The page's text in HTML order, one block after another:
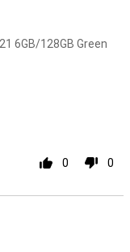
6GB/128GB Green
0 0